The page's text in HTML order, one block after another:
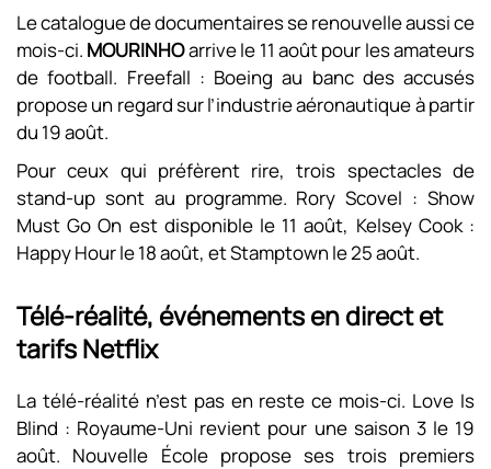
Le catalogue de documentaires se renouvelle aussi ce
mois-ci. MOURINHOarrive le 11 août pour les amateurs
de football. Freefall : Boeing au banc des accusés
propose un regard sur l’industrie aéronautique à partir
du 19 août.
Pour ceux qui préfèrent rire, trois spectacles de
stand-up sont au programme. Rory Scovel : Show
Must Go On est disponible le 11 août, Kelsey Cook :
Happy Hour le 18 août, et Stamptown le 25 août.
Télé-réalité, événements en direct et
tarifs Netflix
La télé-réalité n’est pas en reste ce mois-ci. Love Is
Blind : Royaume-Uni revient pour une saison 3 le 19
août. Nouvelle École propose ses trois premiers